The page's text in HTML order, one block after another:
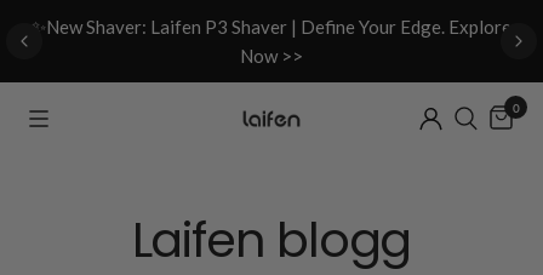
✨New Shaver: Laifen P3 Shaver | Define Your Edge. Explore
Now >>
0
Laifen blogg